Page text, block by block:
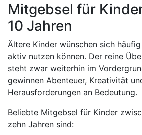
Mitgebsel für
10 Jahren
Ältere Kinder wünschen sich
aktiv nutzen können. Der reine
steht zwar weiterhin im
gewinnen Abenteuer, Kreativität
Herausforderungen an Bedeutung.
Beliebte Mitgebsel für Kinder
zehn Jahren sind: